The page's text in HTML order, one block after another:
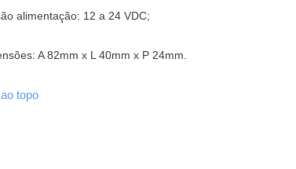
alimentação: 12 a 24 VDC;
A 82mm x L 40mm x P 24mm.
topo